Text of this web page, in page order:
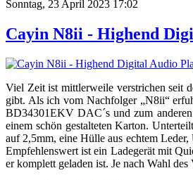
Sonntag, 23 April 2023 17:02
Cayin N8ii - Highend
Viel Zeit ist mittlerweile verstrichen seit
gibt. Als ich vom Nachfolger „N8ii“
BD34301EKV DAC´s und zum
einem schön gestalteten Karton.
auf 2,5mm, eine Hülle aus echtem
Empfehlenswert ist ein Ladegerät mit
er komplett geladen ist. Je nach Wahl